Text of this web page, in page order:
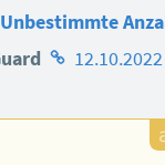
Homepage
Autors